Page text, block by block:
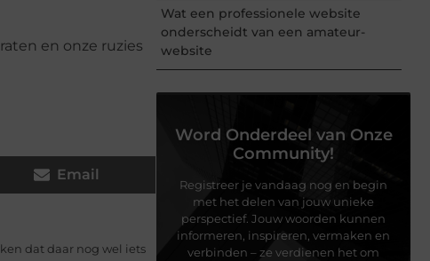
en onze ruzies
Email
dat daar nog wel iets
Wat een professionele website
onderscheidt van een amateur-
website
Word Onderdeel van Onze
Community!
Registreer je vandaag nog en begin
met het delen van jouw unieke
perspectief. Jouw woorden kunnen
informeren, inspireren, vermaken en
verbinden – ze verdienen het om